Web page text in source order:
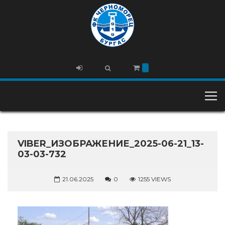
VIBER_ИЗОБРАЖЕНИЕ_2025-06-21_13-
03-03-732
21.06.2025 0 1255 VIEWS